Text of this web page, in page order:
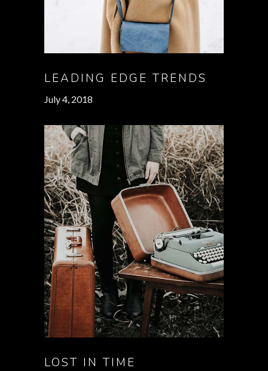
LEADING EDGE TRENDS
July 4, 2018
LOST IN TIME